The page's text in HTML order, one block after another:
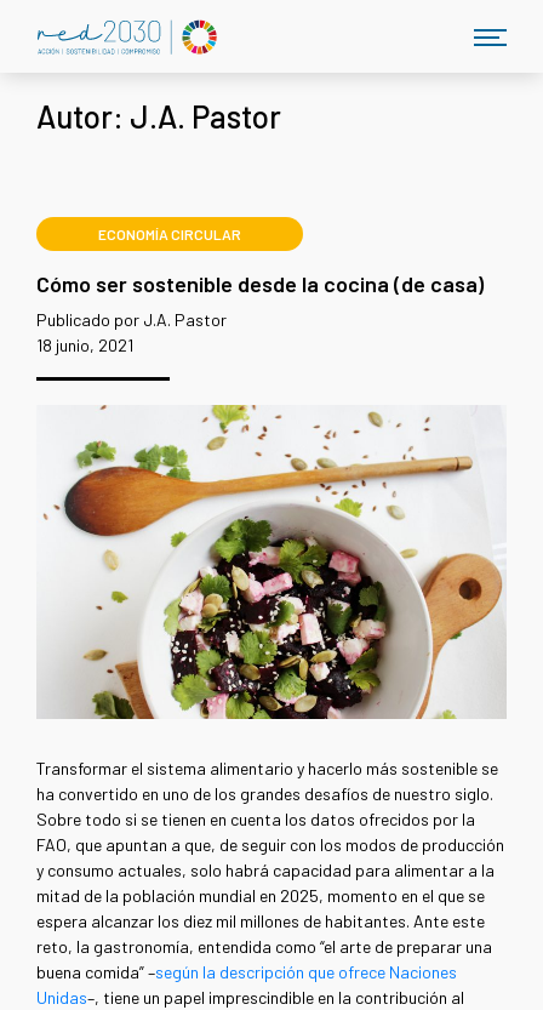
Autor: J.A. Pastor
ECONOMÍA CIRCULAR
Cómo ser sostenible desde la cocina (de casa)
Publicado por J.A. Pastor
18 junio, 2021
Transformar el sistema alimentario y hacerlo más sostenible se
ha convertido en uno de los grandes desafíos de nuestro siglo.
Sobre todo si se tienen en cuenta los datos ofrecidos por la
FAO, que apuntan a que, de seguir con los modos de producción
y consumo actuales, solo habrá capacidad para alimentar a la
mitad de la población mundial en 2025, momento en el que se
espera alcanzar los diez mil millones de habitantes. Ante este
reto, la gastronomía, entendida como “el arte de preparar una
buena comida” –según la descripción que ofrece Naciones
Unidas–, tiene un papel imprescindible en la contribución al